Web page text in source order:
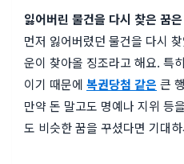
잃어버린 물건을 다시 찾은 꿈
먼저 잃어버렸던 물건을 다시
운이 찾아올 징조라고 해요. 특
이기 때문에 복권당첨 같은 큰
만약 돈 말고도 명예나 지위 등
도 비슷한 꿈을 꾸셨다면 기대